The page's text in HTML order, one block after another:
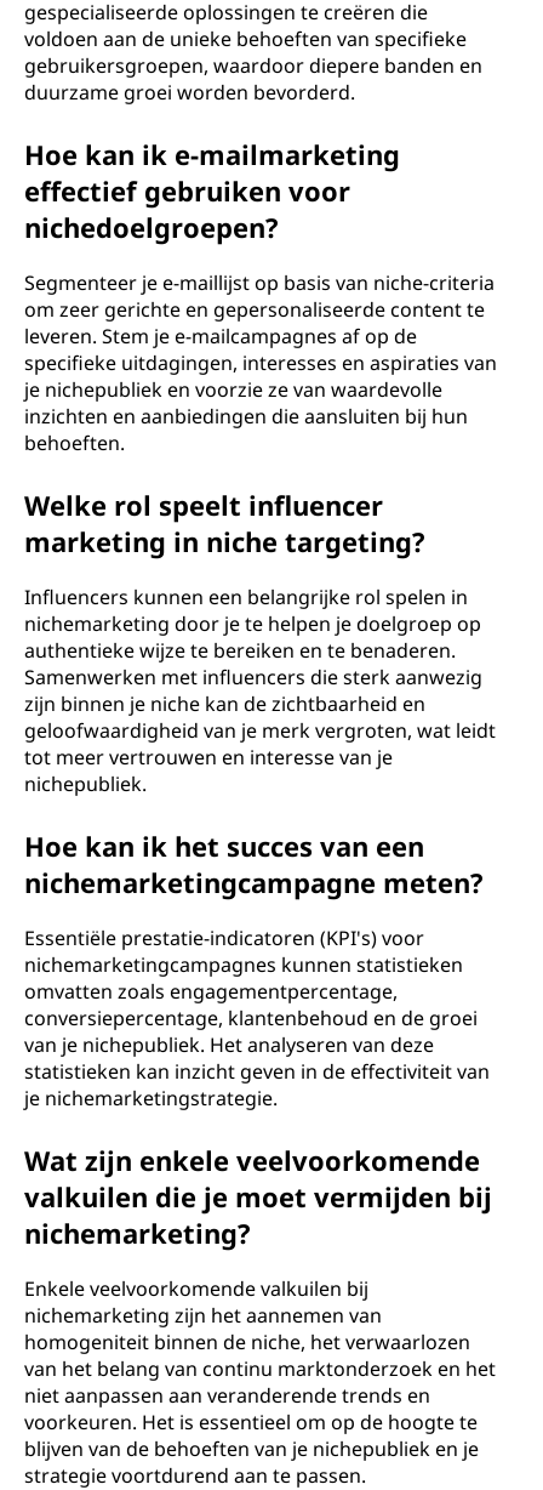
gespecialiseerde oplossingen te creëren die
voldoen aan de unieke behoeften van specifieke
gebruikersgroepen, waardoor diepere banden en
duurzame groei worden bevorderd.
Hoe kan ik e-mailmarketing
effectief gebruiken voor
nichedoelgroepen?
Segmenteer je e-maillijst op basis van niche-criteria
om zeer gerichte en gepersonaliseerde content te
leveren. Stem je e-mailcampagnes af op de
specifieke uitdagingen, interesses en aspiraties van
je nichepubliek en voorzie ze van waardevolle
inzichten en aanbiedingen die aansluiten bij hun
behoeften.
Welke rol speelt influencer
marketing in niche targeting?
Influencers kunnen een belangrijke rol spelen in
nichemarketing door je te helpen je doelgroep op
authentieke wijze te bereiken en te benaderen.
Samenwerken met influencers die sterk aanwezig
zijn binnen je niche kan de zichtbaarheid en
geloofwaardigheid van je merk vergroten, wat leidt
tot meer vertrouwen en interesse van je
nichepubliek.
Hoe kan ik het succes van een
nichemarketingcampagne meten?
Essentiële prestatie-indicatoren (KPI's) voor
nichemarketingcampagnes kunnen statistieken
omvatten zoals engagementpercentage,
conversiepercentage, klantenbehoud en de groei
van je nichepubliek. Het analyseren van deze
statistieken kan inzicht geven in de effectiviteit van
je nichemarketingstrategie.
Wat zijn enkele veelvoorkomende
valkuilen die je moet vermijden bij
nichemarketing?
Enkele veelvoorkomende valkuilen bij
nichemarketing zijn het aannemen van
homogeniteit binnen de niche, het verwaarlozen
van het belang van continu marktonderzoek en het
niet aanpassen aan veranderende trends en
voorkeuren. Het is essentieel om op de hoogte te
blijven van de behoeften van je nichepubliek en je
strategie voortdurend aan te passen.